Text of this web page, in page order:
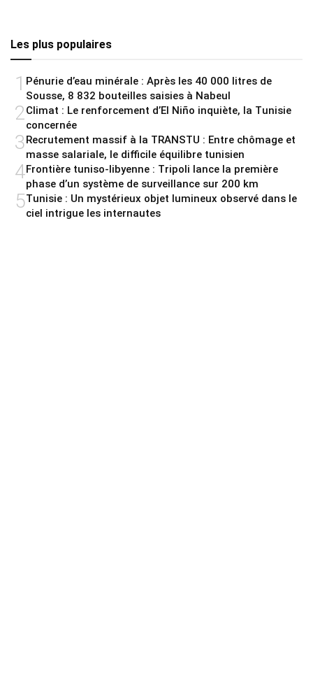
Les plus populaires
1 Pénurie d’eau minérale : Après les 40 000 litres de
Sousse, 8 832 bouteilles saisies à Nabeul
2 Climat : Le renforcement d’El Niño inquiète, la Tunisie
concernée
3Recrutement massif à la TRANSTU : Entre chômage et
masse salariale, le difficile équilibre tunisien
4Frontière tuniso-libyenne : Tripoli lance la première
phase d’un système de surveillance sur 200 km
5Tunisie : Un mystérieux objet lumineux observé dans le
ciel intrigue les internautes